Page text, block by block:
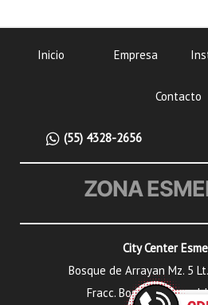
Inicio Empresa
Contacto
(55) 4328-2656
ZONA
City Center
Bosque de Arrayan Mz. 5
Fracc. Bosque